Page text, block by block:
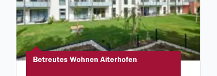
Betreutes Wohnen Aiterhofen